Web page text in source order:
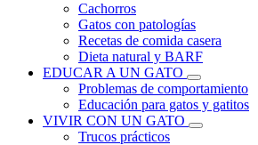
Cachorros
Gatos con patologías
Recetas de comida casera
Dieta natural y BARF
EDUCAR A UN GATO
Problemas de comportamiento
Educación para gatos y gatitos
VIVIR CON UN GATO
Trucos prácticos